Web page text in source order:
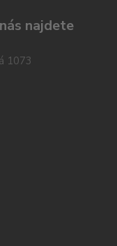
najdete
1073